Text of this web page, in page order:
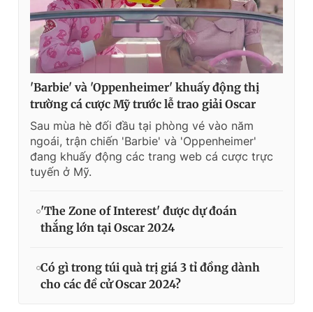
'Barbie' và 'Oppenheimer' khuấy động thị
trường cá cược Mỹ trước lễ trao giải Oscar
Sau mùa hè đối đầu tại phòng vé vào năm
ngoái, trận chiến 'Barbie' và 'Oppenheimer'
đang khuấy động các trang web cá cược trực
tuyến ở Mỹ.
'The Zone of Interest' được dự đoán
thắng lớn tại Oscar 2024
Có gì trong túi quà trị giá 3 tỉ đồng dành
cho các đề cử Oscar 2024?